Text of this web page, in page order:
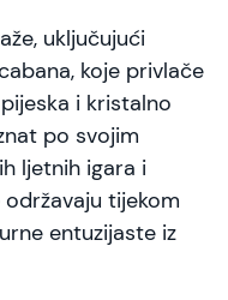
uključujući
koje privlače
i kristalno
po svojim
ljetnih igara i
održavaju tijekom
entuzijaste iz